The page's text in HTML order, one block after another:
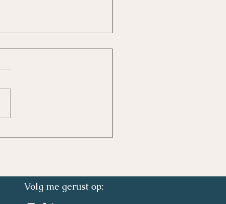
beroepsverenigingen
Volg me gerust op: